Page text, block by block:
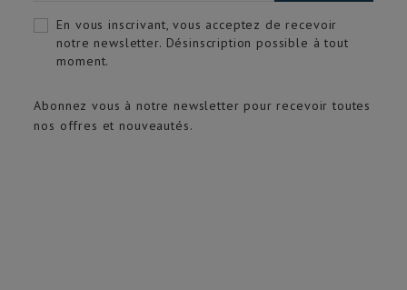
Abonnez vous à notre newsletter pour recevoir toutes
nos offres et nouveautés.
En vous inscrivant, vous acceptez de recevoir
notre newsletter. Désinscription possible à tout
moment.